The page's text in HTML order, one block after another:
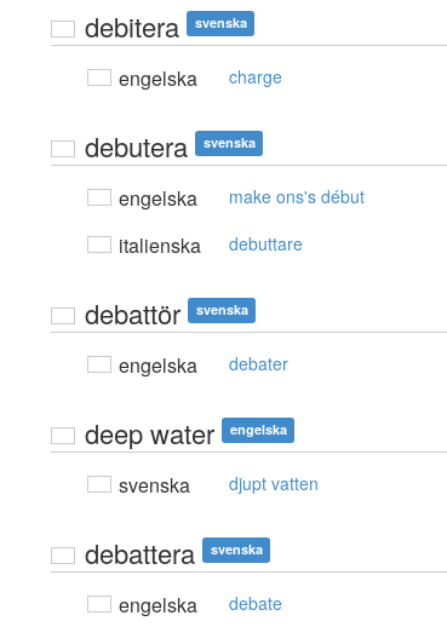
debitera svenska
engelska charge
debutera svenska
engelska make ons's début
italienska debuttare
debattör svenska
engelska debater
deep water engelska
svenska djupt vatten
debattera svenska
engelska debate